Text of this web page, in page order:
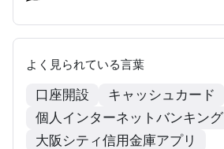
よく見られている言葉
口座開設
キャッシュカード
個人インターネットバンキング
大阪シティ信用金庫アプリ